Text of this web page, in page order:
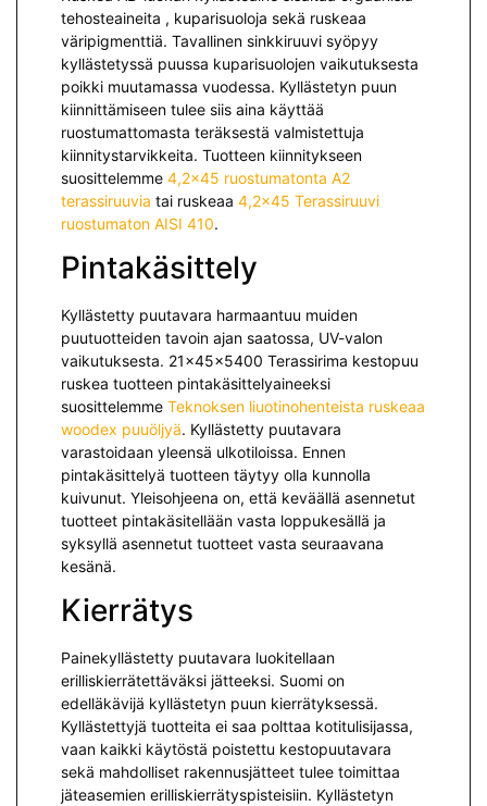
tehosteaineita , kuparisuoloja sekä ruskeaa
väripigmenttiä. Tavallinen sinkkiruuvi syöpyy
kyllästetyssä puussa kuparisuolojen vaikutuksesta
poikki muutamassa vuodessa. Kyllästetyn puun
kiinnittämiseen tulee siis aina käyttää
ruostumattomasta teräksestä valmistettuja
kiinnitystarvikkeita. Tuotteen kiinnitykseen
suosittelemme 4,2×45 ruostumatonta A2
terassiruuvia tai ruskeaa 4,2×45 Terassiruuvi
ruostumaton AISI 410.
Pintakäsittely
Kyllästetty puutavara harmaantuu muiden
puutuotteiden tavoin ajan saatossa, UV-valon
vaikutuksesta. 21x45x5400 Terassirima kestopuu
ruskea tuotteen pintakäsittelyaineeksi
suosittelemme Teknoksen liuotinohenteista ruskeaa
woodex puuöljyä. Kyllästetty puutavara
varastoidaan yleensä ulkotiloissa. Ennen
pintakäsittelyä tuotteen täytyy olla kunnolla
kuivunut. Yleisohjeena on, että keväällä asennetut
tuotteet pintakäsitellään vasta loppukesällä ja
syksyllä asennetut tuotteet vasta seuraavana
kesänä.
Kierrätys
Painekyllästetty puutavara luokitellaan
erilliskierrätettäväksi jät­teeksi. Suomi on
edelläkävijä kyllästetyn puun kierrätyksessä.
Kyllästettyjä tuotteita ei saa polttaa kotitulisijassa,
vaan kaikki käytöstä poistettu kestopuutavara
sekä mah­dolliset rakennusjätteet tulee toimittaa
jäteasemien erilliskierrätyspisteisiin. Kyllästetyn